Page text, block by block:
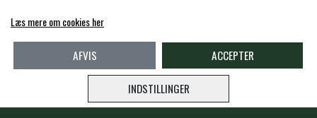
Læs mere om cookies her
INDSTILLINGER
AFVIS ACCEPTER